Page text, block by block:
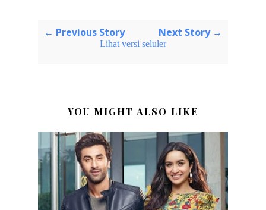
← Previous Story Next Story →
Lihat versi seluler
YOU MIGHT ALSO LIKE